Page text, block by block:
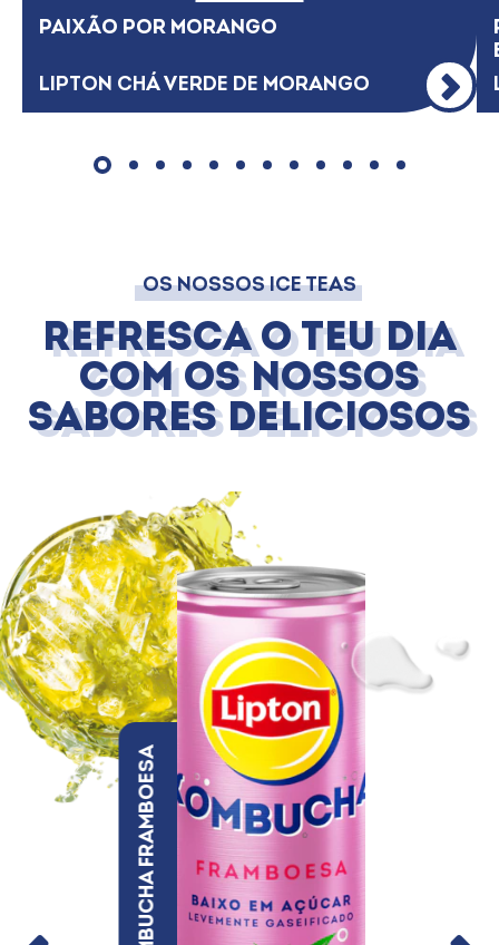
LIPTON CHÁ VERDE DE MORANGO
PAIXÃO​ POR MORANGO
OS NOSSOS ICE TEAS
Refresca o teu dia
com os nossos
sabores deliciosos
kombucha framboesa